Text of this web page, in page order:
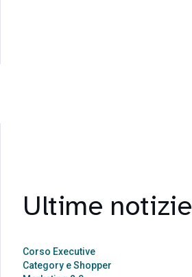
Ultime notizie
Corso Executive
Category e Shopper